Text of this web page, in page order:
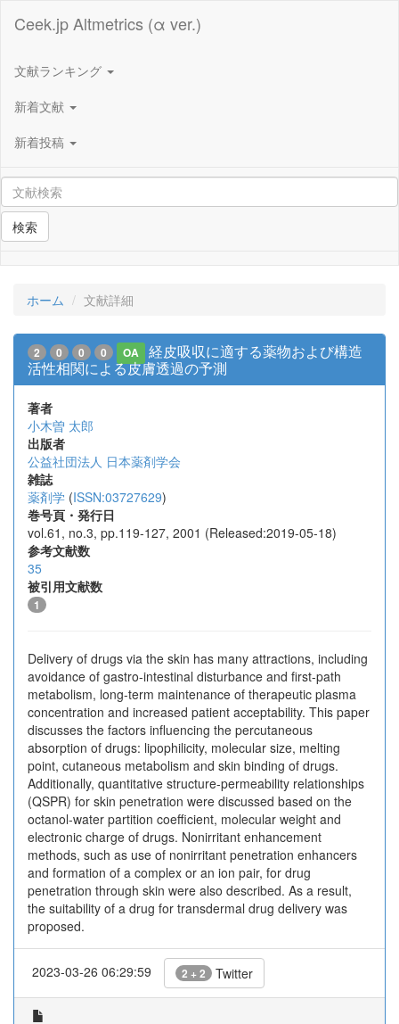
Ceek.jp Altmetrics (α ver.)
文献ランキング
新着文献
新着投稿
検索
ホーム 文献詳細
2 0 0 0 OA
経皮吸収に適する薬物および構造
活性相関による皮膚透過の予測
著者
小木曽 太郎
出版者
公益社団法人 日本薬剤学会
雑誌
薬剤学 (ISSN:03727629)
巻号頁・発行日
vol.61, no.3, pp.119-127, 2001 (Released:2019-05-18)
参考文献数
35
被引用文献数
1
Delivery of drugs via the skin has many attractions, including
avoidance of gastro-intestinal disturbance and first-path
metabolism, long-term maintenance of therapeutic plasma
concentration and increased patient acceptability. This paper
discusses the factors influencing the percutaneous
absorption of drugs: lipophilicity, molecular size, melting
point, cutaneous metabolism and skin binding of drugs.
Additionally, quantitative structure-permeability relationships
(QSPR) for skin penetration were discussed based on the
octanol-water partition coefficient, molecular weight and
electronic charge of drugs. Nonirritant enhancement
methods, such as use of nonirritant penetration enhancers
and formation of a complex or an ion pair, for drug
penetration through skin were also described. As a result,
the suitability of a drug for transdermal drug delivery was
proposed.
2023-03-26 06:29:59 2 + 2 Twitter